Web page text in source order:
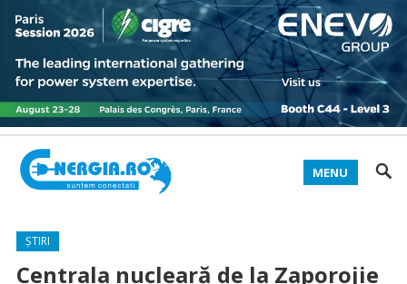
MENU
ȘTIRI
Centrala nucleară de la Zaporojie